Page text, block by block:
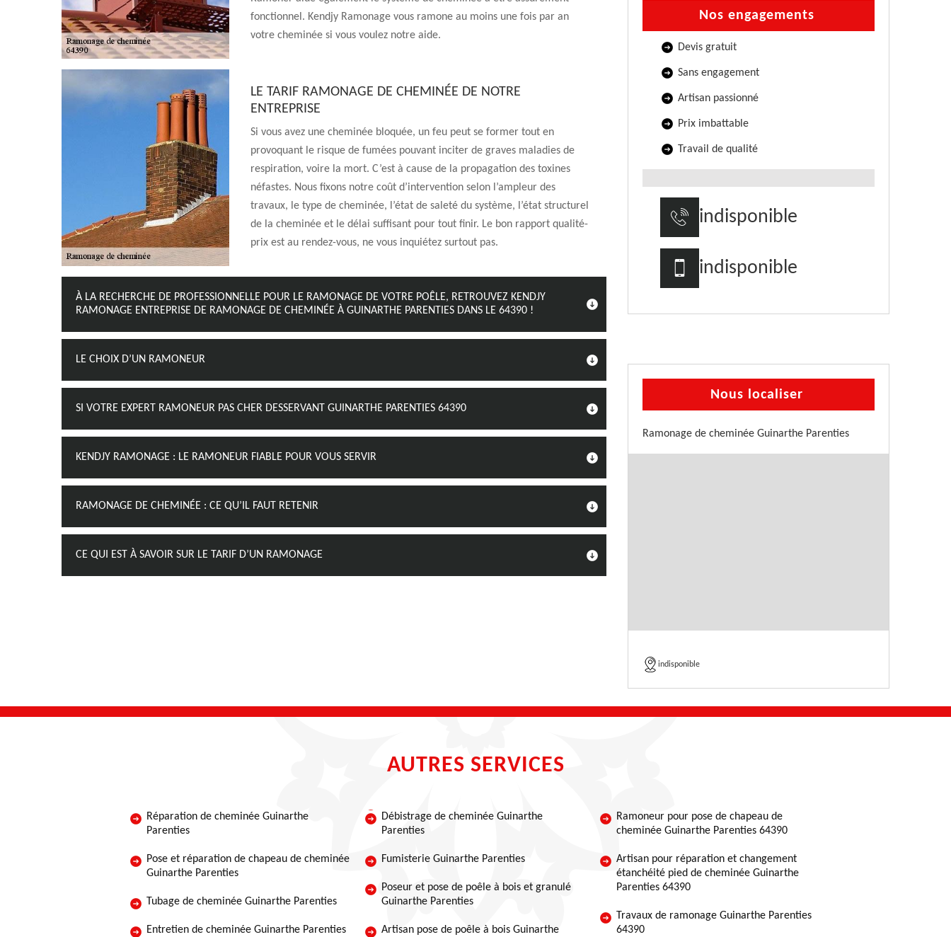
fonctionnel. Kendjy Ramonage vous ramone au moins une fois par an
votre cheminée si vous voulez notre aide.
LE TARIF RAMONAGE DE CHEMINÉE DE NOTRE
ENTREPRISE
Si vous avez une cheminée bloquée, un feu peut se former tout en
provoquant le risque de fumées pouvant inciter de graves maladies de
respiration, voire la mort. C’est à cause de la propagation des toxines
néfastes. Nous fixons notre coût d’intervention selon l’ampleur des
travaux, le type de cheminée, l’état de saleté du système, l’état structurel
de la cheminée et le délai suffisant pour tout finir. Le bon rapport qualité-
prix est au rendez-vous, ne vous inquiétez surtout pas.
À LA RECHERCHE DE PROFESSIONNELLE POUR LE RAMONAGE DE VOTRE POÊLE, RETROUVEZ KENDJY
RAMONAGE ENTREPRISE DE RAMONAGE DE CHEMINÉE À GUINARTHE PARENTIES DANS LE 64390 !
LE CHOIX D’UN RAMONEUR
SI VOTRE EXPERT RAMONEUR PAS CHER DESSERVANT GUINARTHE PARENTIES 64390
KENDJY RAMONAGE : LE RAMONEUR FIABLE POUR VOUS SERVIR
RAMONAGE DE CHEMINÉE : CE QU’IL FAUT RETENIR
CE QUI EST À SAVOIR SUR LE TARIF D’UN RAMONAGE
Nos engagements
Devis gratuit
Sans engagement
Artisan passionné
Prix imbattable
Travail de qualité
indisponible
indisponible
Nous localiser
Ramonage de cheminée Guinarthe Parenties
indisponible
AUTRES SERVICES
Réparation de cheminée Guinarthe
Parenties
Pose et réparation de chapeau de cheminée
Guinarthe Parenties
Tubage de cheminée Guinarthe Parenties
Entretien de cheminée Guinarthe Parenties
Débistrage de cheminée Guinarthe
Parenties
Fumisterie Guinarthe Parenties
Poseur et pose de poêle à bois et granulé
Guinarthe Parenties
Artisan pose de poêle à bois Guinarthe
Ramoneur pour pose de chapeau de
cheminée Guinarthe Parenties 64390
Artisan pour réparation et changement
étanchéité pied de cheminée Guinarthe
Parenties 64390
Travaux de ramonage Guinarthe Parenties
64390